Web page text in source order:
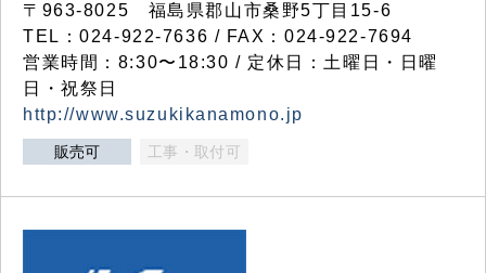
〒963-8025 福島県郡山市桑野5丁目15-6
TEL：024-922-7636 / FAX：024-922-7694
営業時間：8:30〜18:30 / 定休日：土曜日・日曜
日・祝祭日
http://www.suzukikanamono.jp
販売可 工事・取付可